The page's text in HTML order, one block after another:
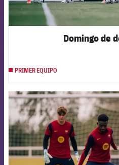
Domingo de
PRIMER EQUIPO